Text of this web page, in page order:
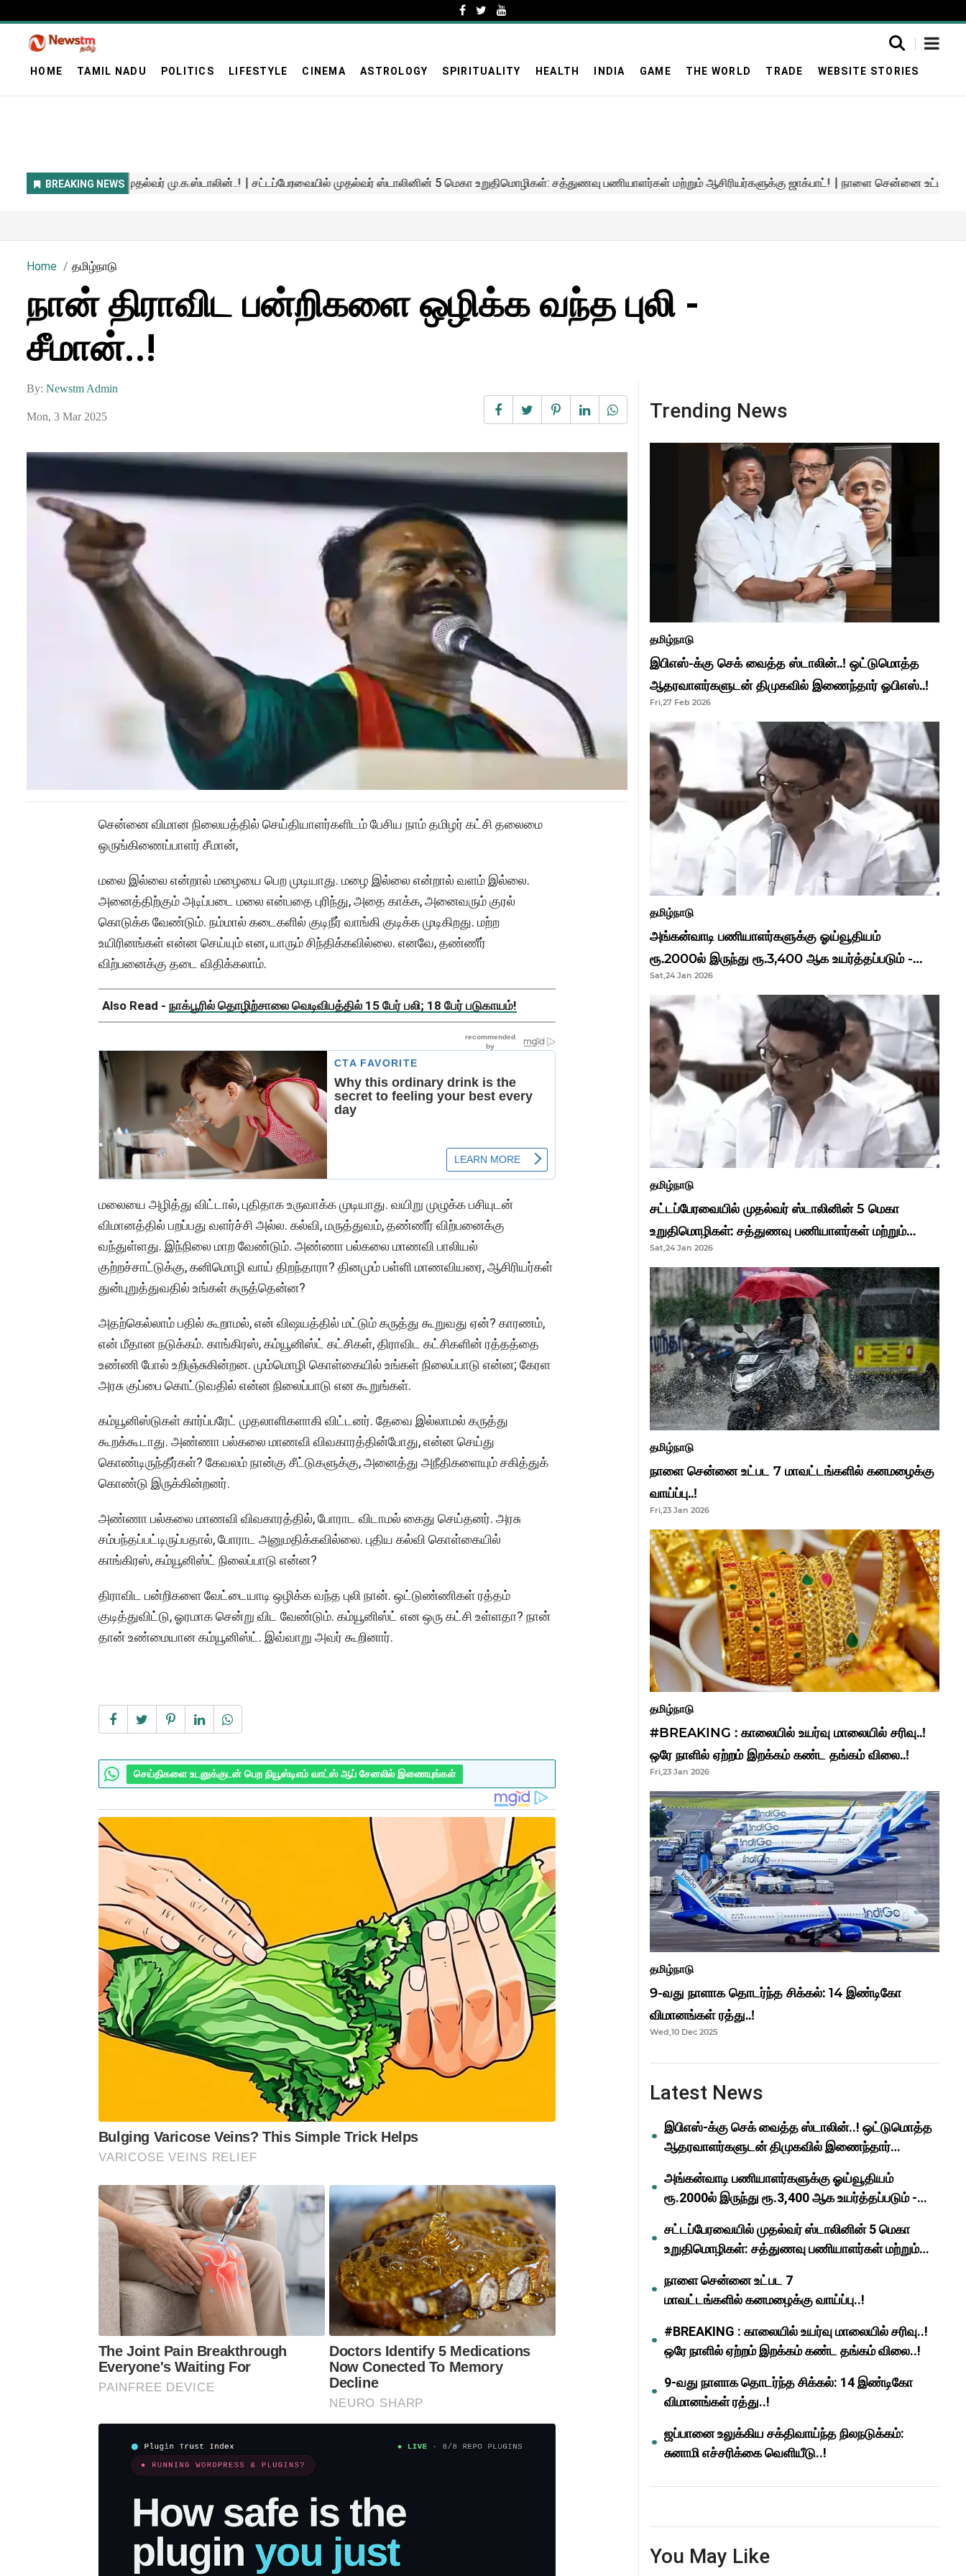
HOME TAMIL NADU POLITICS LIFESTYLE CINEMA ASTROLOGY SPIRITUALITY HEALTH INDIA GAME THE WORLD TRADE WEBSITE STORIES
Home தமிழ்நாடு
நான் திராவிட பன்றிகளை ஒழிக்க வந்த புலி -
சீமான்..!
By: Newstm Admin
Mon, 3 Mar 2025
சென்னை விமான நிலையத்தில் செய்தியாளர்களிடம் பேசிய நாம் தமிழர் கட்சி தலைமை
ஒருங்கிணைப்பாளர் சீமான்,
மலை இல்லை என்றால் மழையை பெற முடியாது. மழை இல்லை என்றால் வளம் இல்லை.
அனைத்திற்கும் அடிப்படை மலை என்பதை புரிந்து, அதை காக்க, அனைவரும் குரல்
கொடுக்க வேண்டும். நம்மால் கடைகளில் குடிநீர் வாங்கி குடிக்க முடிகிறது. மற்ற
உயிரினங்கள் என்ன செய்யும் என, யாரும் சிந்திக்கவில்லை. எனவே, தண்ணீர்
விற்பனைக்கு தடை விதிக்கலாம்.
Also Read - நாக்பூரில் தொழிற்சாலை வெடிவிபத்தில் 15 பேர் பலி; 18 பேர் படுகாயம்!
மலையை அழித்து விட்டால், புதிதாக உருவாக்க முடியாது. வயிறு முழுக்க பசியுடன்
விமானத்தில் பறப்பது வளர்ச்சி அல்ல. கல்வி, மருத்துவம், தண்ணீர் விற்பனைக்கு
வந்துள்ளது. இந்நிலை மாற வேண்டும். அண்ணா பல்கலை மாணவி பாலியல்
குற்றச்சாட்டுக்கு, கனிமொழி வாய் திறந்தாரா? தினமும் பள்ளி மாணவியரை, ஆசிரியர்கள்
துன்புறுத்துவதில் உங்கள் கருத்தென்ன?
அதற்கெல்லாம் பதில் கூறாமல், என் விஷயத்தில் மட்டும் கருத்து கூறுவது ஏன்? காரணம்,
என் மீதான நடுக்கம். காங்கிரஸ், கம்யூனிஸ்ட் கட்சிகள், திராவிட கட்சிகளின் ரத்தத்தை
உண்ணி போல் உறிஞ்சுகின்றன. மும்மொழி கொள்கையில் உங்கள் நிலைப்பாடு என்ன; கேரள
அரசு குப்பை கொட்டுவதில் என்ன நிலைப்பாடு என கூறுங்கள்.
கம்யூனிஸ்டுகள் கார்ப்பரேட் முதலாளிகளாகி விட்டனர். தேவை இல்லாமல் கருத்து
கூறக்கூடாது. அண்ணா பல்கலை மாணவி விவகாரத்தின்போது, என்ன செய்து
கொண்டிருந்தீர்கள்? கேவலம் நான்கு சீட்டுகளுக்கு, அனைத்து அநீதிகளையும் சகித்துக்
கொண்டு இருக்கின்றனர்.
அண்ணா பல்கலை மாணவி விவகாரத்தில், போராட விடாமல் கைது செய்தனர். அரசு
சம்பந்தப்பட்டிருப்பதால், போராட அனுமதிக்கவில்லை. புதிய கல்வி கொள்கையில்
காங்கிரஸ், கம்யூனிஸ்ட் நிலைப்பாடு என்ன?
திராவிட பன்றிகளை வேட்டையாடி ஒழிக்க வந்த புலி நான். ஒட்டுண்ணிகள் ரத்தம்
குடித்துவிட்டு, ஓரமாக சென்று விட வேண்டும். கம்யூனிஸ்ட் என ஒரு கட்சி உள்ளதா? நான்
தான் உண்மையான கம்யூனிஸ்ட். இவ்வாறு அவர் கூறினார்.
செய்திகளை உடனுக்குடன் பெற நியூஸ்டிஎம் வாட்ஸ் ஆப் சேனலில் இணையுங்கள்
Trending News
தமிழ்நாடு
இபிஎஸ்-க்கு செக் வைத்த ஸ்டாலின்..! ஒட்டுமொத்த
ஆதரவாளர்களுடன் திமுகவில் இணைந்தார் ஓபிஎஸ்..!
Fri,27 Feb 2026
தமிழ்நாடு
அங்கன்வாடி பணியாளர்களுக்கு ஓய்வூதியம்
ரூ.2000ல் இருந்து ரூ.3,400 ஆக உயர்த்தப்படும் -
முதல்வர் மு.க.ஸ்டாலின்..!
Sat,24 Jan 2026
தமிழ்நாடு
சட்டப்பேரவையில் முதல்வர் ஸ்டாலினின் 5 மெகா
உறுதிமொழிகள்: சத்துணவு பணியாளர்கள் மற்றும்
ஆசிரியர்களுக்கு ஜாக்பாட்!
Sat,24 Jan 2026
தமிழ்நாடு
நாளை சென்னை உட்பட 7 மாவட்டங்களில் கனமழைக்கு
வாய்ப்பு..!
Fri,23 Jan 2026
தமிழ்நாடு
#BREAKING : காலையில் உயர்வு மாலையில் சரிவு..!
ஒரே நாளில் ஏற்றம் இறக்கம் கண்ட தங்கம் விலை..!
Fri,23 Jan 2026
தமிழ்நாடு
9-வது நாளாக தொடர்ந்த சிக்கல்: 14 இண்டிகோ
விமானங்கள் ரத்து..!
Wed,10 Dec 2025
Latest News
இபிஎஸ்-க்கு செக் வைத்த ஸ்டாலின்..! ஒட்டுமொத்த
ஆதரவாளர்களுடன் திமுகவில் இணைந்தார்
அங்கன்வாடி பணியாளர்களுக்கு ஓய்வூதியம்
ரூ.2000ல் இருந்து ரூ.3,400 ஆக உயர்த்தப்படும் -
சட்டப்பேரவையில் முதல்வர் ஸ்டாலினின் 5 மெகா
உறுதிமொழிகள்: சத்துணவு பணியாளர்கள் மற்றும்
நாளை சென்னை உட்பட 7
மாவட்டங்களில் கனமழைக்கு வாய்ப்பு..!
#BREAKING : காலையில் உயர்வு மாலையில் சரிவு..!
ஒரே நாளில் ஏற்றம் இறக்கம் கண்ட தங்கம் விலை..!
9-வது நாளாக தொடர்ந்த சிக்கல்: 14 இண்டிகோ
விமானங்கள் ரத்து..!
ஜப்பானை உலுக்கிய சக்திவாய்ந்த நிலநடுக்கம்:
சுனாமி எச்சரிக்கை வெளியீடு..!
You May Like